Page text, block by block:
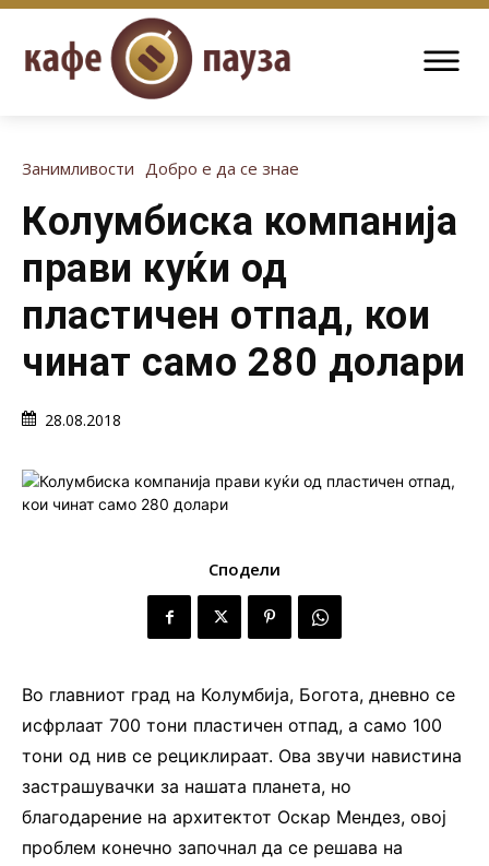
Занимливости Добро е да се знае
Колумбиска компанија
прави куќи од
пластичен отпад, кои
чинат само 280 долари
28.08.2018
Сподели
Во главниот град на Колумбија, Богота, дневно се
исфрлаат 700 тони пластичен отпад, а само 100
тони од нив се рециклираат. Ова звучи навистина
застрашувачки за нашата планета, но
благодарение на архитектот Оскар Мендез, овој
проблем конечно започнал да се решава на